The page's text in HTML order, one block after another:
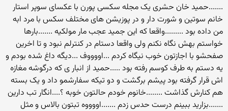
.......حمید خان حشری یک مجله سکسی پورن با عکسای سوپر استار
خانم سوتین و شورت دار و در پوزیشن های مختلف سکس با مرد ابه
من داده بود .........واقعا که این جمید عجب مار مولکیه .......بارها
خواستم بهش نگاه نکنم ولی واقعا دستام در کنترلم نبود و تا اخرین
صفحشو با اجازتون خوب نیگاه کردم ...اووووف ...دیگه داغ شده بودم و
یه دستم به طرف کوسم رفته بود .....حمید از انبار ی که درگوشه مغازه
اش قرار گرفته بود پیشم برگشت و دو تیکه سفارشمو داد و یک بسته
هم کنارش گذاشت ........خانوم خودم حالتون خوبه ؟....انگار تب دارین
.......بزارید ببینم درست حدس زدم .......اووووه تبتون بالاس و مثل